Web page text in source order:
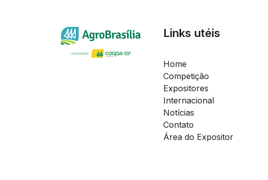
Links utéis
Home
Competição
Expositores
Internacional
Notícias
Contato
Área do Expositor